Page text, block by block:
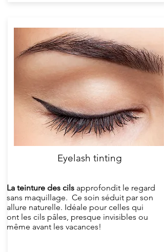
Eyelash tinting
La teinture des cils approfondit le regard
sans maquillage. Ce soin séduit par son
allure naturelle. Idéale pour celles qui
ont les cils pâles, presque invisibles ou
même avant les vacances!